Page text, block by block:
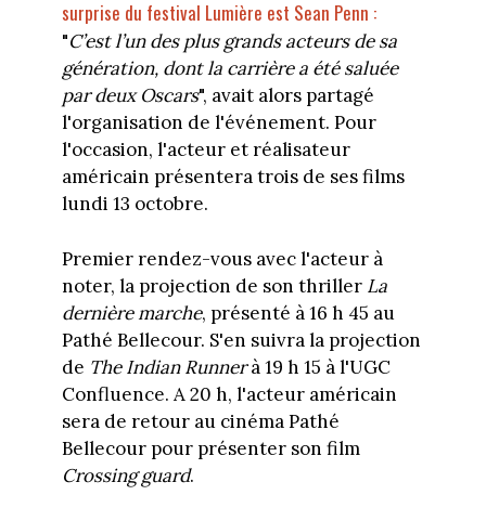
surprise du festival Lumière est Sean Penn :
"C’est l’un des plus grands acteurs de sa
génération, dont la carrière a été saluée
par deux Oscars", avait alors partagé
l'organisation de l'événement. Pour
l'occasion, l'acteur et réalisateur
américain présentera trois de ses films
lundi 13 octobre.
Premier rendez-vous avec l'acteur à
noter, la projection de son thriller La
dernière marche, présenté à 16 h 45 au
Pathé Bellecour. S'en suivra la projection
de The Indian Runnerà 19 h 15 à l'UGC
Confluence. A 20 h, l'acteur américain
sera de retour au cinéma Pathé
Bellecour pour présenter son film
Crossing guard.